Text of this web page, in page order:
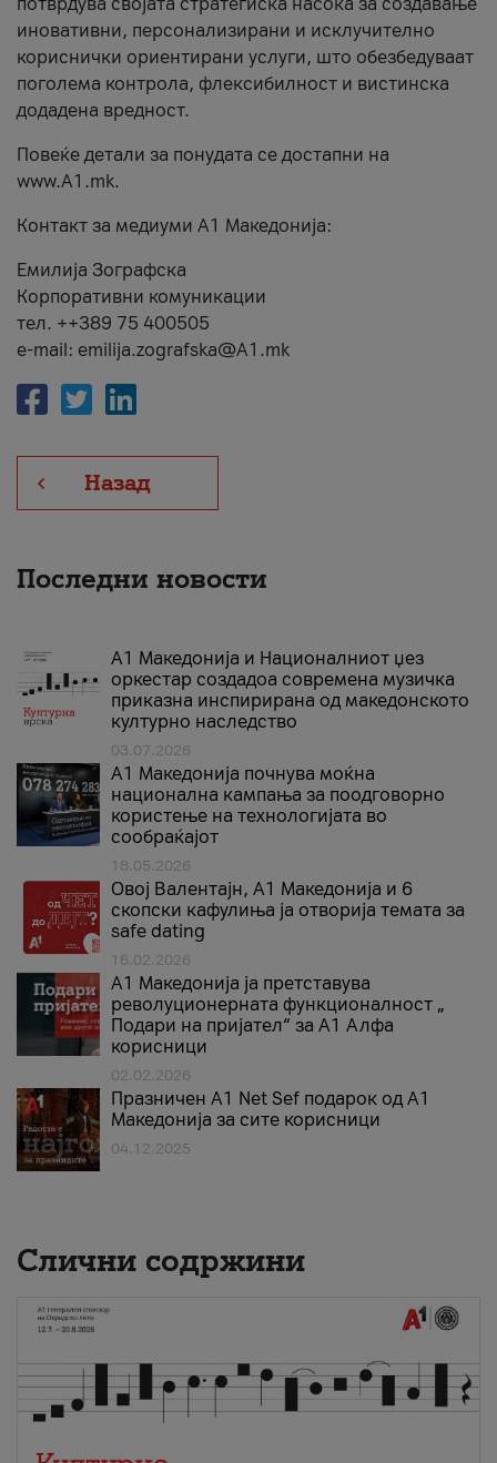
иновативни, персонализирани и исклучително
кориснички ориентирани услуги, што обезбедуваат
поголема контрола, флексибилност и вистинска
додадена вредност.
Повеќе детали за понудата се достапни на
www.А1.mk.
Контакт за медиуми А1 Македонија:
Емилија Зографска
Корпоративни комуникации
тел. ++389 75 400505
e-mail: emilija.zografska@A1.mk
Назад
Последни новости
А1 Македонија и Националниот џез
оркестар создадоа современа музичка
приказна инспирирана од македонското
културно наследство
03.07.2026
A1 Македонија почнува моќна
национална кампања за поодговорно
користење на технологијата во
сообраќајот
18.05.2026
Овој Валентајн, A1 Македонија и 6
скопски кафулиња ја отворија темата за
safe dating
16.02.2026
А1 Македонија ја претставува
револуционерната функционалност „
Подари на пријател“ за А1 Алфа
корисници
02.02.2026
Празничен A1 Net Sеf подарок од А1
Македонија за сите корисници
04.12.2025
Слични содржини